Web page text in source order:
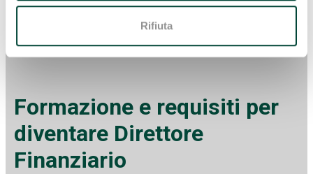
Rifiuta
Elaborazione di report finanziari:presentare
report dettagliati per il management e il
consiglio di amministrazione.
Formazione e requisiti per
diventare Direttore
Finanziario